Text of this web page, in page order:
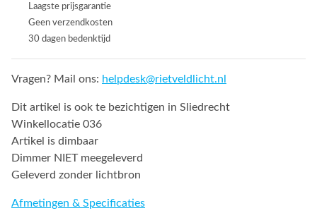
Laagste prijsgarantie
Geen verzendkosten
30 dagen bedenktijd
Vragen? Mail ons: helpdesk@rietveldlicht.nl
Dit artikel is ook te bezichtigen in Sliedrecht
Winkellocatie 036
Artikel is dimbaar
Dimmer NIET meegeleverd
Geleverd zonder lichtbron
Afmetingen & Specificaties